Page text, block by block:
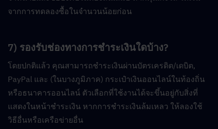
จากการทดลองซื้อในจำนวนน้อยก่อน
7) รองรับช่องทางการชำระเงินใดบ้าง?
โดยปกติแล้ว คุณสามารถชำระเงินผ่านบัตรเครดิต/เดบิต,
PayPal และ (ในบางภูมิภาค) กระเป๋าเงินออนไลน์ในท้องถิ่น
หรือธนาคารออนไลน์ ตัวเลือกที่ใช้งานได้จะขึ้นอยู่กับสิ่งที่
แสดงในหน้าชำระเงิน หากการชำระเงินล้มเหลว ให้ลองใช้
วิธีอื่นหรือเครือข่ายอื่น